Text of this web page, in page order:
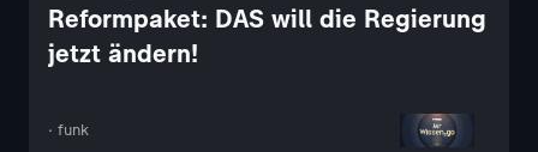
Reformpaket: DAS will die Regierung
jetzt ändern!
· funk